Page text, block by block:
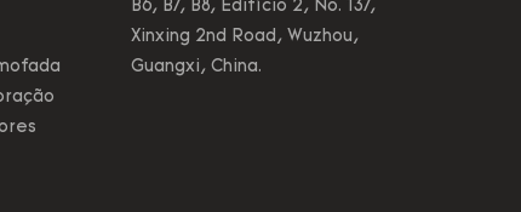
B6, B7, B8, Edifício 2, No. 137,
Xinxing 2nd Road, Wuzhou,
Guangxi, China.